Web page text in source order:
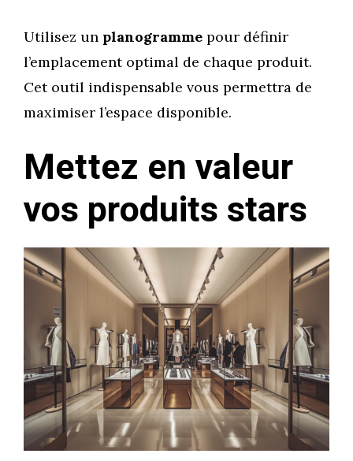
Utilisez un planogramme pour définir
l’emplacement optimal de chaque produit.
Cet outil indispensable vous permettra de
maximiser l’espace disponible.
Mettez en valeur
vos produits stars